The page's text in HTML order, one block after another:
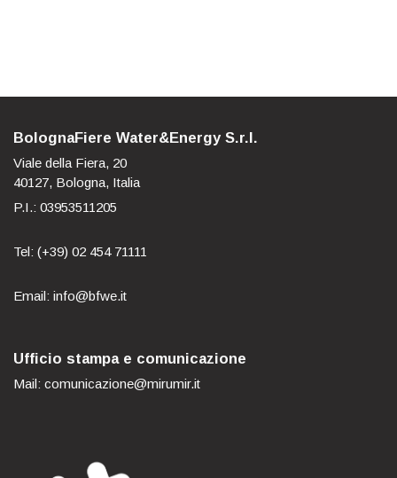
BolognaFiere Water&Energy S.r.l.
Viale della Fiera, 20
40127, Bologna, Italia
P.I.: 03953511205
Tel: (+39) 02 454 71111
Email: info@bfwe.it
Ufficio stampa e comunicazione
Mail: comunicazione@mirumir.it